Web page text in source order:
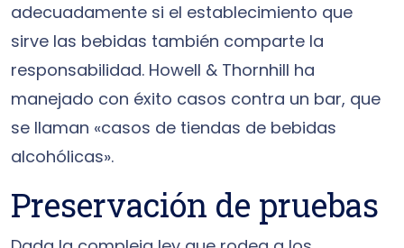
adecuadamente si el establecimiento que
sirve las bebidas también comparte la
responsabilidad. Howell & Thornhill ha
manejado con éxito casos contra un bar, que
se llaman «casos de tiendas de bebidas
alcohólicas».
Preservación de pruebas